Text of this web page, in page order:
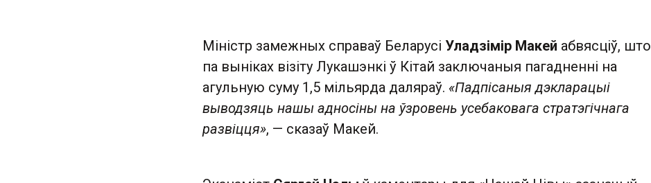
Міністр замежных справаў Беларусі Уладзімір Макей абвясціў, што
па выніках візіту Лукашэнкі ў Кітай заключаныя пагадненні на
агульную суму 1,5 мільярда даляраў. «Падпісаныя дэкларацыі
выводзяць нашы адносіны на ўзровень усебаковага стратэгічнага
развіцця», — сказаў Макей.